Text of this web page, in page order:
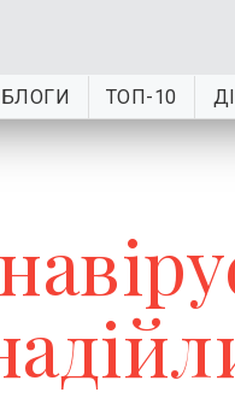
БЛОГИ ТОП-10